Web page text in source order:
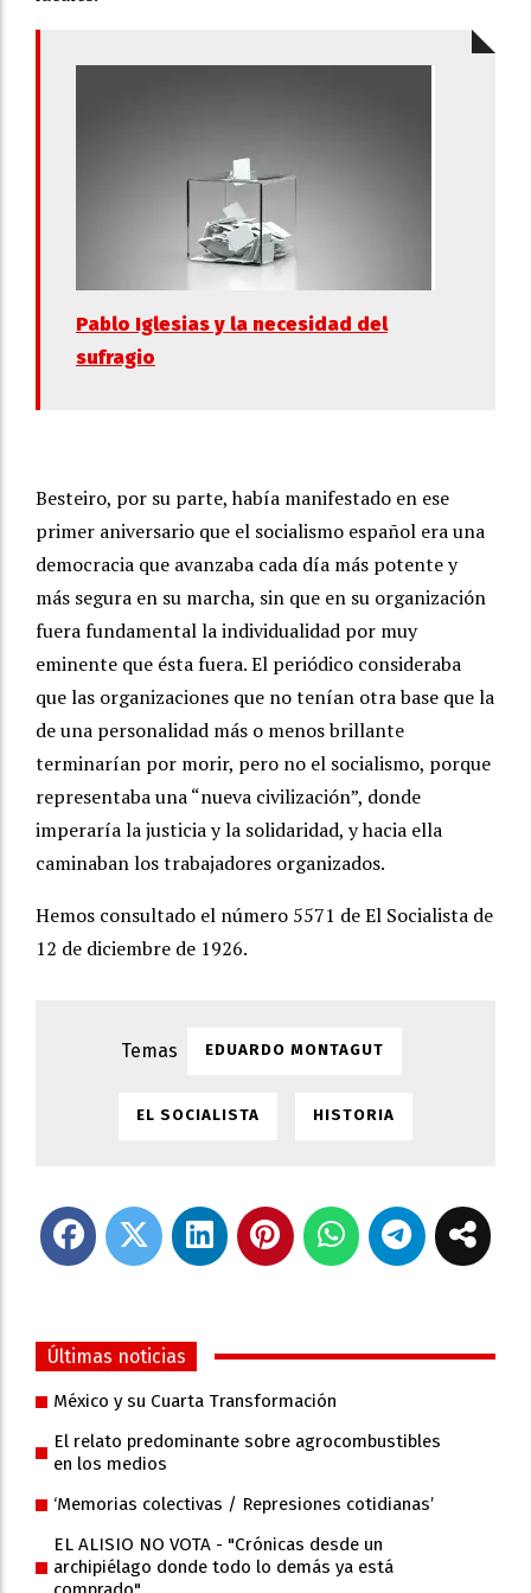
Pablo Iglesias y la necesidad del
sufragio
Besteiro, por su parte, había manifestado en ese
primer aniversario que el socialismo español era una
democracia que avanzaba cada día más potente y
más segura en su marcha, sin que en su organización
fuera fundamental la individualidad por muy
eminente que ésta fuera. El periódico consideraba
que las organizaciones que no tenían otra base que la
de una personalidad más o menos brillante
terminarían por morir, pero no el socialismo, porque
representaba una “nueva civilización”, donde
imperaría la justicia y la solidaridad, y hacia ella
caminaban los trabajadores organizados.
Hemos consultado el número 5571 de El Socialista de
12 de diciembre de 1926.
EDUARDO MONTAGUT
EL SOCIALISTA HISTORIA
Últimas noticias
México y su Cuarta Transformación
El relato predominante sobre agrocombustibles
en los medios
‘Memorias colectivas / Represiones cotidianas’
EL ALISIO NO VOTA - "Crónicas desde un
archipiélago donde todo lo demás ya está